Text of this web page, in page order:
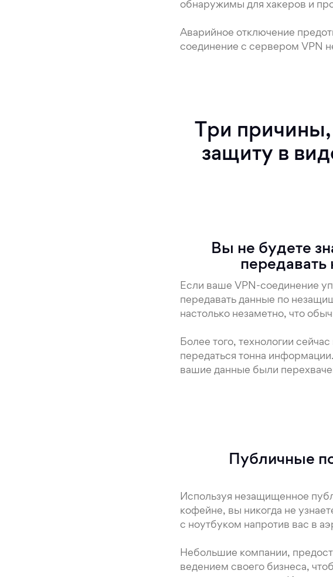
обнаружимы для хакеров и
Аварийное отключение
соединение с сервером VPN
Три
защиту в
Вы не будете
Если ваше VPN-соединение
передавать данные по
настолько незаметно, что
Более того, технологии
передаться тонна
вашие данные были
Публичные
Используя незащищенное
кофейне, вы никогда не
с ноутбуком напротив вас в
Небольшие компании,
ведением своего бизнеса,